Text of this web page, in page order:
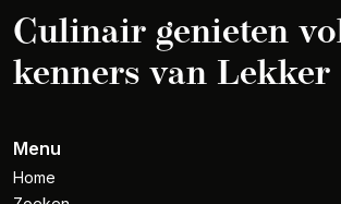
Culinair genieten
kenners van Lekker
Menu
Home